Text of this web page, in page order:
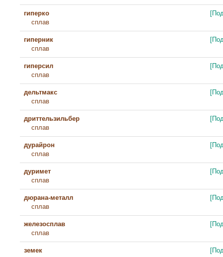
гиперко
сплав
гиперник
сплав
гиперсил
сплав
дельтмакс
сплав
дриттельзильбер
сплав
дурайрон
сплав
дуримет
сплав
дюрана-металл
сплав
железосплав
сплав
земек